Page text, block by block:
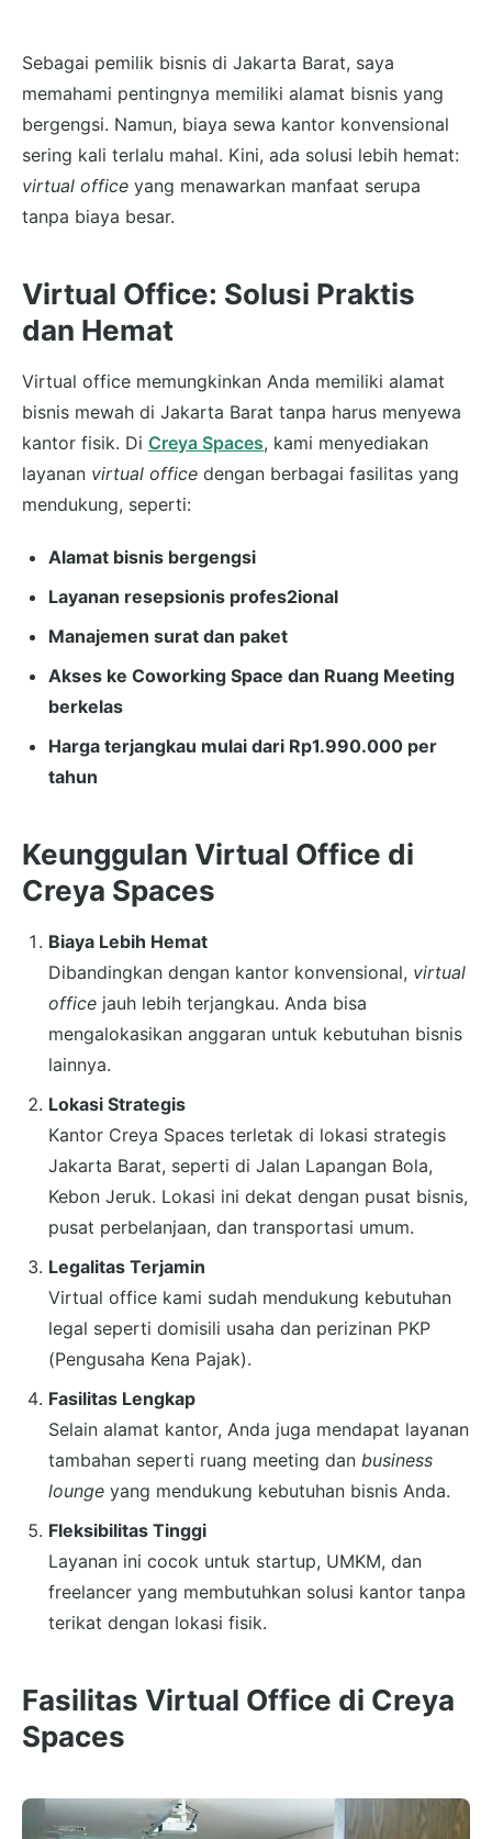
Sebagai pemilik bisnis di Jakarta Barat, saya
memahami pentingnya memiliki alamat bisnis yang
bergengsi. Namun, biaya sewa kantor konvensional
sering kali terlalu mahal. Kini, ada solusi lebih hemat:
virtual office yang menawarkan manfaat serupa
tanpa biaya besar.
Virtual Office: Solusi Praktis
dan Hemat
Virtual office memungkinkan Anda memiliki alamat
bisnis mewah di Jakarta Barat tanpa harus menyewa
kantor fisik. Di Creya Spaces, kami menyediakan
layanan virtual office dengan berbagai fasilitas yang
mendukung, seperti:
Alamat bisnis bergengsi
Layanan resepsionis profes2ional
Manajemen surat dan paket
Akses ke Coworking Space dan Ruang Meeting
berkelas
Harga terjangkau mulai dari Rp1.990.000 per
tahun
Keunggulan Virtual Office di
Creya Spaces
Biaya Lebih Hemat
Dibandingkan dengan kantor konvensional, virtual
office jauh lebih terjangkau. Anda bisa
mengalokasikan anggaran untuk kebutuhan bisnis
lainnya.
Lokasi Strategis
Kantor Creya Spaces terletak di lokasi strategis
Jakarta Barat, seperti di Jalan Lapangan Bola,
Kebon Jeruk. Lokasi ini dekat dengan pusat bisnis,
pusat perbelanjaan, dan transportasi umum.
Legalitas Terjamin
Virtual office kami sudah mendukung kebutuhan
legal seperti domisili usaha dan perizinan PKP
(Pengusaha Kena Pajak).
Fasilitas Lengkap
Selain alamat kantor, Anda juga mendapat layanan
tambahan seperti ruang meeting dan business
lounge yang mendukung kebutuhan bisnis Anda.
Fleksibilitas Tinggi
Layanan ini cocok untuk startup, UMKM, dan
freelancer yang membutuhkan solusi kantor tanpa
terikat dengan lokasi fisik.
Fasilitas Virtual Office di Creya
Spaces